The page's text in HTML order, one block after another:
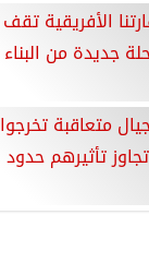
الأفريقية تقف
جديدة من البناء
متعاقبة تخرجوا
تأثيرهم حدود